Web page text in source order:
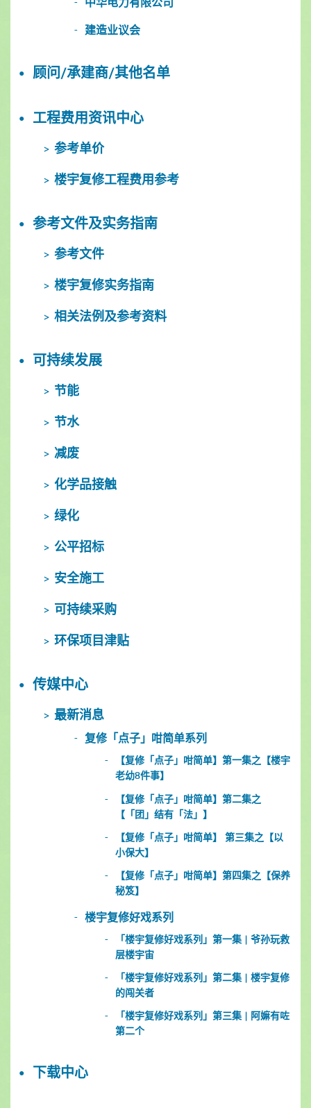
建造业议会
顾问/承建商/其他名单
工程费用资讯中心
参考单价
楼宇复修工程费用参考
参考文件及实务指南
参考文件
楼宇复修实务指南
相关法例及参考资料
可持续发展
节能
节水
减废
化学品接触
绿化
公平招标
安全施工
可持续采购
环保项目津贴
传媒中心
最新消息
复修「点子」咁简单系列
【复修「点子」咁简单】第一集之【楼宇
老幼8件事】
【复修「点子」咁简单】第二集之
【「团」结有「法」】
【复修「点子」咁简单】 第三集之【以
小保大】
【复修「点子」咁简单】第四集之【保养
秘笈】
楼宇复修好戏系列
「楼宇复修好戏系列」第一集 | 爷孙玩救
层楼宇宙
「楼宇复修好戏系列」第二集 | 楼宇复修
的闯关者
「楼宇复修好戏系列」第三集 | 阿嫲有咗
第二个
下载中心